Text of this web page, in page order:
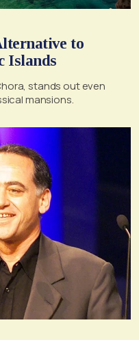
to
Islands
stands out even
mansions.